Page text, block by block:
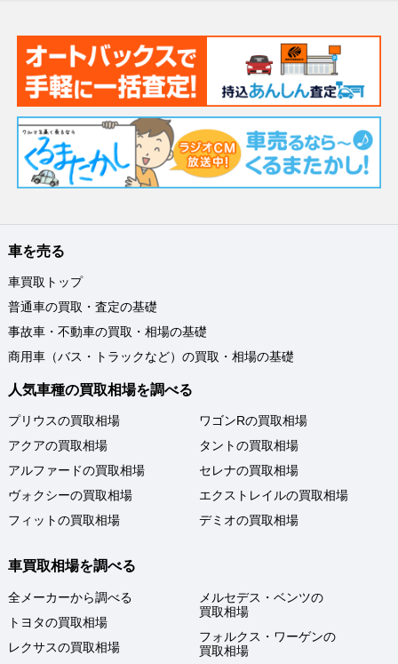
車を売る
車買取トップ
普通車の買取・査定の基礎
事故車・不動車の買取・相場の基礎
商用車（バス・トラックなど）の買取・相場の基礎
人気車種の買取相場を調べる
プリウスの買取相場
アクアの買取相場
アルファードの買取相場
ヴォクシーの買取相場
フィットの買取相場
ワゴンRの買取相場
タントの買取相場
セレナの買取相場
エクストレイルの買取相場
デミオの買取相場
車買取相場を調べる
全メーカーから調べる
トヨタの買取相場
レクサスの買取相場
メルセデス・ベンツの
買取相場
フォルクス・ワーゲンの
買取相場